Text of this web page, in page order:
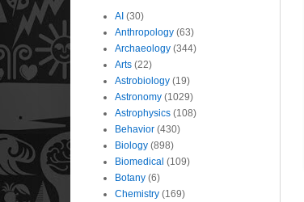
AI (30)
Anthropology (63)
Archaeology (344)
Arts (22)
Astrobiology (19)
Astronomy (1029)
Astrophysics (108)
Behavior (430)
Biology (898)
Biomedical (109)
Botany (6)
Chemistry (169)